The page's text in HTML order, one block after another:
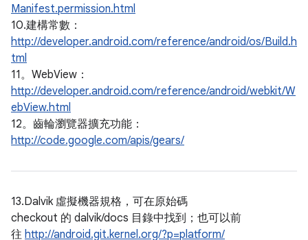
Manifest.permission.html
10.建構常數：
http://developer.android.com/reference/android/os/Build.h
tml
11。WebView：
http://developer.android.com/reference/android/webkit/W
ebView.html
12。齒輪瀏覽器擴充功能：
http://code.google.com/apis/gears/
13.Dalvik 虛擬機器規格，可在原始碼
checkout 的 dalvik/docs 目錄中找到；也可以前
往 http://android.git.kernel.org/?p=platform/